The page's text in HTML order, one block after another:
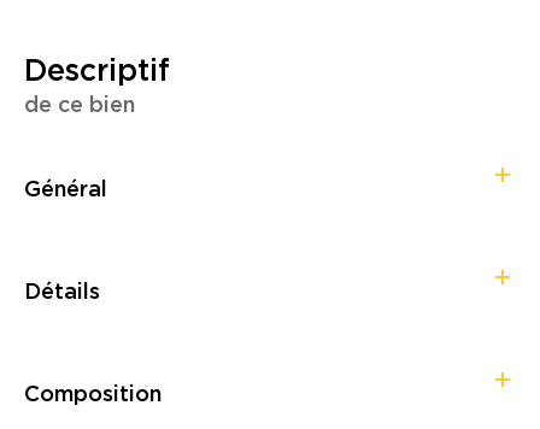
descriptif
de ce bien
Général
Détails
Composition